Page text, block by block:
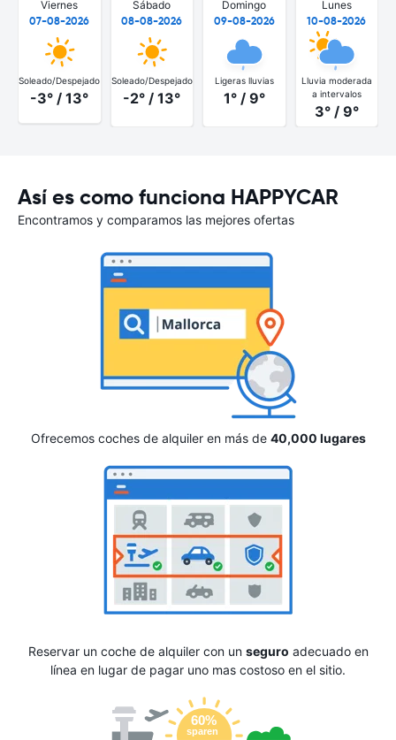
Viernes
07-08-2026
Soleado/Despejado
-3° / 13°
Sábado
08-08-2026
Soleado/Despejado
-2° / 13°
Domingo
09-08-2026
Ligeras lluvias
1° / 9°
Lunes
10-08-2026
Lluvia moderada
a intervalos
3° / 9°
Así es como funciona HAPPYCAR
Encontramos y comparamos las mejores ofertas
Ofrecemos coches de alquiler en más de 40,000 lugares
Reservar un coche de alquiler con un seguro adecuado en
línea en lugar de pagar uno mas costoso en el sitio.